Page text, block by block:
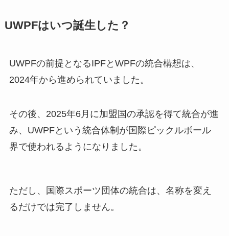
UWPFはいつ誕生した？
UWPFの前提となるIPFとWPFの統合構想は、
2024年から進められていました。
その後、2025年6月に加盟国の承認を得て統合が進
み、UWPFという統合体制が国際ピックルボール
界で使われるようになりました。
ただし、国際スポーツ団体の統合は、名称を変え
るだけでは完了しません。